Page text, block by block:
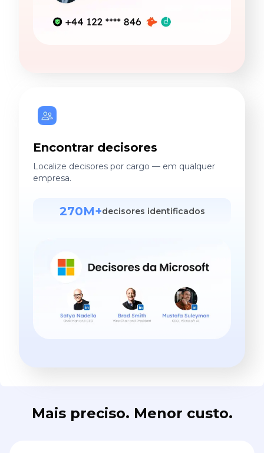
Encontrar decisores
Localize decisores por cargo — em qualquer
empresa.
270M+decisores identificados
Mais preciso. Menor custo.